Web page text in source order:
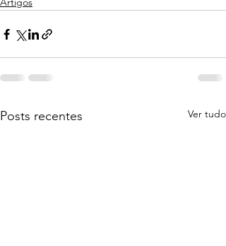
Posts recentes Ver tudo